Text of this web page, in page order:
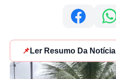
📌 Ler Resumo Da Notícia